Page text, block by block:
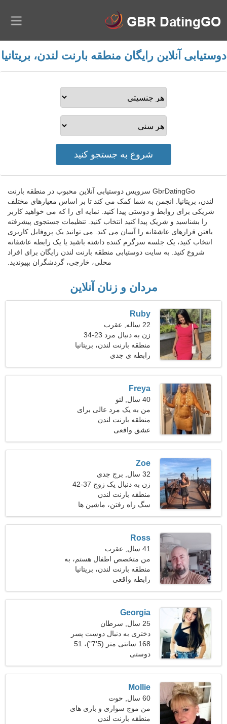
دوستیابی آنلاین رایگان منطقه بارنت لندن، بریتانیا
GbrDatingGo سرویس دوستیابی آنلاین محبوب در منطقه بارنت
لندن، بریتانیا. انجمن به شما کمک می کند تا بر اساس معیارهای مختلف
شریکی برای روابط و دوستی پیدا کنید. نمایه ای را که می خواهید کاربر
را بشناسید و شریک پیدا کنید انتخاب کنید. تنظیمات جستجوی پیشرفته
یافتن قرارهای عاشقانه را آسان می کند. می توانید یک پروفایل کاربری
انتخاب کنید، یک جلسه سرگرم کننده داشته باشید یا یک رابطه عاشقانه
شروع کنید. به سایت دوستیابی منطقه بارنت لندن رایگان برای افراد
محلی، خارجی، گردشگران بپیوندید.
مردان و زنان آنلاین
Ruby
22 ساله, عقرب
زن به دنبال مرد 23-34
منطقه بارنت لندن، بریتانیا
رابطه ی جدی
Freya
40 سال, لئو
من به یک مرد عالی برای
قدم زدن با هم نیاز دارم
منطقه بارنت لندن
عشق واقعی
Zoe
32 سال, برج جدی
زن به دنبال یک زوج 37-42
منطقه بارنت لندن
سگ راه رفتن، ماشین ها
Ross
41 سال, عقرب
من متخصص اطفال هستم، به
یک خانم فوق العاده نیاز دارم
منطقه بارنت لندن، بریتانیا
رابطه واقعی
Georgia
25 سال, سرطان
دختری به دنبال دوست پسر
168 سانتی متر (5'7")، 51
کیلوگرم (112 پوند)
دوستی
Mollie
60 سال, حوت
من موج سواری و بازی های
ویدیویی را ترجیح می دهم
منطقه بارنت لندن